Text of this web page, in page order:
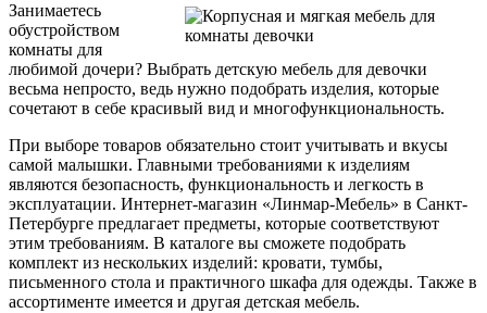
Занимаетесь
обустройством
комнаты для
любимой дочери? Выбрать детскую мебель для девочки
весьма непросто, ведь нужно подобрать изделия, которые
сочетают в себе красивый вид и многофункциональность.
При выборе товаров обязательно стоит учитывать и вкусы
самой малышки. Главными требованиями к изделиям
являются безопасность, функциональность и легкость в
эксплуатации. Интернет-магазин «Линмар-Мебель» в Санкт-
Петербурге предлагает предметы, которые соответствуют
этим требованиям. В каталоге вы сможете подобрать
комплект из нескольких изделий: кровати, тумбы,
письменного стола и практичного шкафа для одежды. Также в
ассортименте имеется и другая детская мебель.